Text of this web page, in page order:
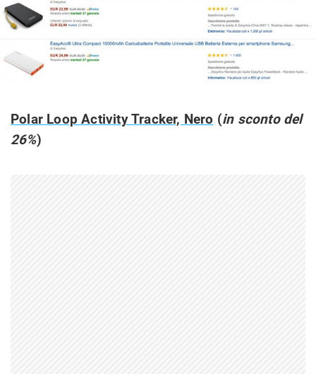
Polar Loop Activity Tracker, Nero (in sconto del
26%)